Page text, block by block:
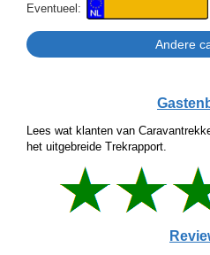
Eventueel:
Lees wat klanten van
het uitgebreide Trekrapport.